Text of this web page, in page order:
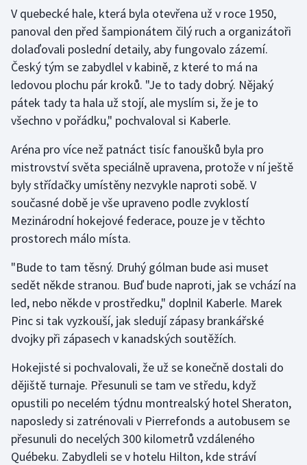
Krasobruslení
Lezení
Lyže a snowboard
Moderní pětiboj
Motorsport
Olympijské hry
Plavání
Plážový volejbal
Rychlobruslení
Rychlostní kanoistika
Short track
V quebecké hale, která byla otevřena už v roce 1950,
panoval den před šampionátem čilý ruch a organizátoři
dolaďovali poslední detaily, aby fungovalo zázemí.
Český tým se zabydlel v kabině, z které to má na
ledovou plochu pár kroků. "Je to tady dobrý. Nějaký
pátek tady ta hala už stojí, ale myslím si, že je to
všechno v pořádku," pochvaloval si Kaberle.
Aréna pro více než patnáct tisíc fanoušků byla pro
mistrovství světa speciálně upravena, protože v ní ještě
byly střídačky umístěny nezvykle naproti sobě. V
současné době je vše upraveno podle zvyklostí
Mezinárodní hokejové federace, pouze je v těchto
prostorech málo místa.
"Bude to tam těsný. Druhý gólman bude asi muset
sedět někde stranou. Buď bude naproti, jak se vchází na
led, nebo někde v prostředku," doplnil Kaberle. Marek
Pinc si tak vyzkouší, jak sledují zápasy brankářské
dvojky při zápasech v kanadských soutěžích.
Hokejisté si pochvalovali, že už se konečně dostali do
dějiště turnaje. Přesunuli se tam ve středu, když
opustili po necelém týdnu montrealský hotel Sheraton,
naposledy si zatrénovali v Pierrefonds a autobusem se
přesunuli do necelých 300 kilometrů vzdáleného
Québeku. Zabydleli se v hotelu Hilton, kde stráví